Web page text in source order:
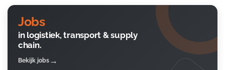
Jobs
in logistiek, transport & supply
chain.
Bekijk jobs